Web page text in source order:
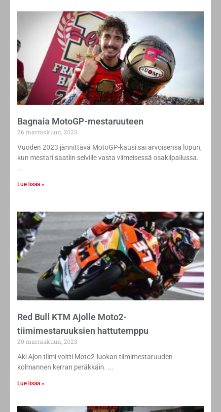
Bagnaia MotoGP-mestaruuteen
26 marraskuun, 2023
Vuoden 2023 jännittävä MotoGP-kausi sai arvoisensa lopun,
kun mestari saatiin selville vasta viimeisessä osakilpailussa.
Lue lisää »
Red Bull KTM Ajolle Moto2-
tiimimestaruuksien hattutemppu
20 marraskuun, 2023
Aki Ajon tiimi voitti Moto2-luokan tiimimestaruuden
kolmannen kerran peräkkäin.
Lue lisää »